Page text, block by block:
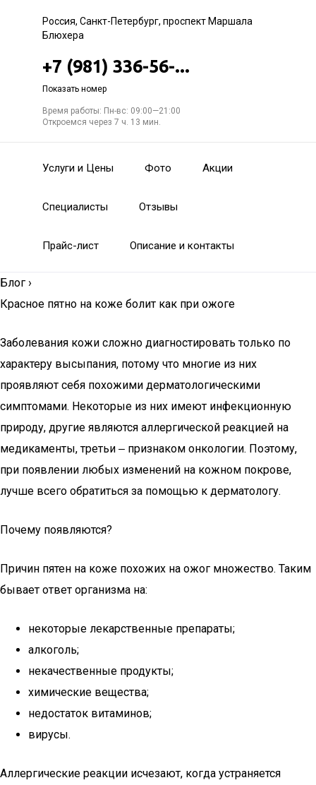
Россия, Санкт-Петербург, проспект Маршала
Блюхера
+7 (981) 336-56-...
Показать номер
Время работы: Пн-вс: 09:00—21:00
Откроемся через 7 ч. 13 мин.
Услуги и Цены Фото Акции
Специалисты Отзывы
Прайс-лист Описание и контакты
Блог ›
Красное пятно на коже болит как при ожоге
Заболевания кожи сложно диагностировать только по
характеру высыпания, потому что многие из них
проявляют себя похожими дерматологическими
симптомами. Некоторые из них имеют инфекционную
природу, другие являются аллергической реакцией на
медикаменты, третьи ‒ признаком онкологии. Поэтому,
при появлении любых изменений на кожном покрове,
лучше всего обратиться за помощью к дерматологу.
Почему появляются?
Причин пятен на коже похожих на ожог множество. Таким
бывает ответ организма на:
некоторые лекарственные препараты;
алкоголь;
некачественные продукты;
химические вещества;
недостаток витаминов;
вирусы.
Аллергические реакции исчезают, когда устраняется